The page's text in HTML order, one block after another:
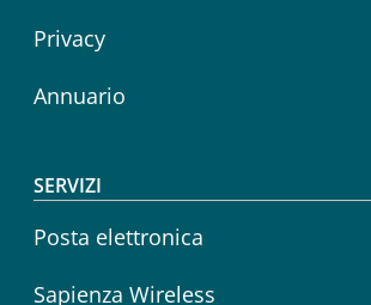
Privacy
Annuario
SERVIZI
Posta elettronica
Sapienza Wireless